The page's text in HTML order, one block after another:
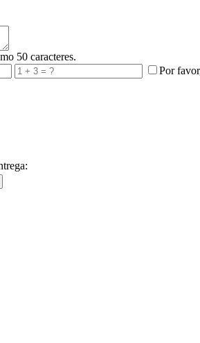
50 caracteres.
Por